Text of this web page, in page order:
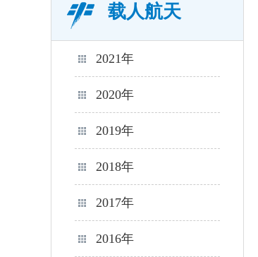
载人航天
2021年
2020年
2019年
2018年
2017年
2016年